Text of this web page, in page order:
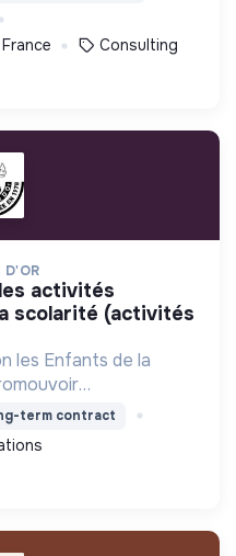
Consulting
D'OR
scolarité (activités
les Enfants de la
des jeunes, et aussi
leur place de
term contract